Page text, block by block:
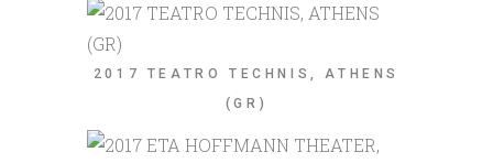
2017 TEATRO TECHNIS, ATHENS
(GR)